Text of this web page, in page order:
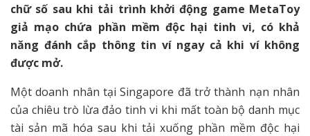
chữ số sau khi tải trình khởi động game MetaToy
giả mạo chứa phần mềm độc hại tinh vi, có khả
năng đánh cắp thông tin ví ngay cả khi ví không
được mở.
Một doanh nhân tại Singapore đã trở thành nạn nhân
của chiêu trò lừa đảo tinh vi khi mất toàn bộ danh mục
tài sản mã hóa sau khi tải xuống phần mềm độc hại